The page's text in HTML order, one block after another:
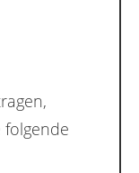
folgende